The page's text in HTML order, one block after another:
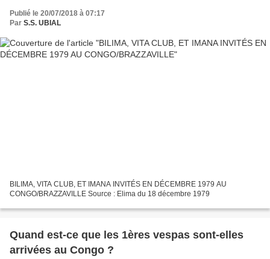
Publié le 20/07/2018 à 07:17
Par S.S. UBIAL
BILIMA, VITA CLUB, ET IMANA INVITÉS EN DÉCEMBRE 1979 AU
CONGO/BRAZZAVILLE Source : Elima du 18 décembre 1979
Quand est-ce que les 1ères vespas sont-elles
arrivées au Congo ?